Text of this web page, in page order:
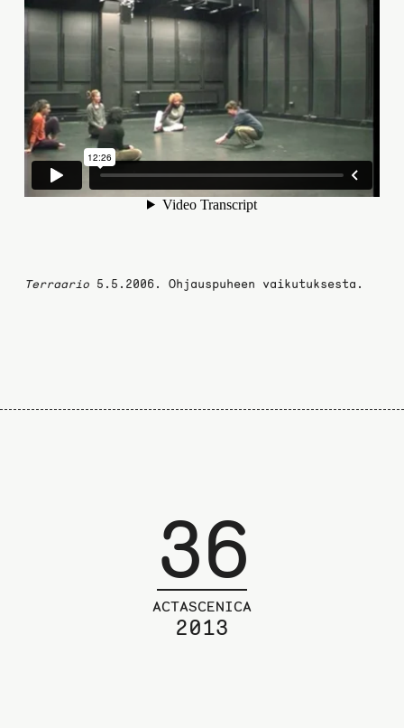
Terraario5.5.2006. Ohjauspuheen vaikutuksesta.
36
ACTASCENICA
2013